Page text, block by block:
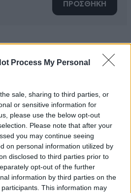
Process My Personal
sale, sharing to third parties, or
or sensitive information for
please use the below opt-out
Please note that after your
you may continue seeing
on personal information utilized by
disclosed to third parties prior to
opt-out of the further
information by third parties on the
participants. This information may
ΠΡΟΣΘΗΚΗ
γυμναστικηϛ, 100